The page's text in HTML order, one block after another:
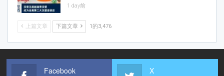
1 day前
上篇文章 下篇文章 1的3,476
Facebook X